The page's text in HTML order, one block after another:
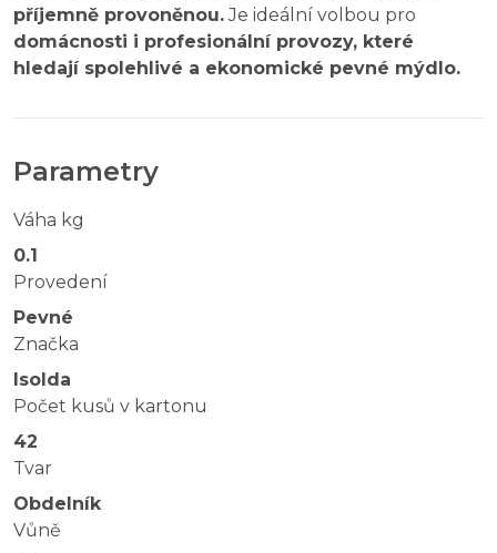
příjemně provoněnou.Je ideální volbou pro
domácnosti i profesionální provozy, které
hledají spolehlivé a ekonomické pevné mýdlo.
Parametry
Váha kg
0.1
Provedení
Pevné
Značka
Isolda
Počet kusů v kartonu
42
Tvar
Obdelník
Vůně